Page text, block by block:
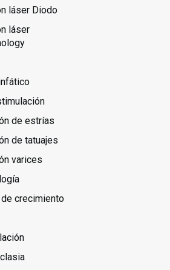
láser Diodo
láser
de estrías
de tatuajes
varices
crecimiento